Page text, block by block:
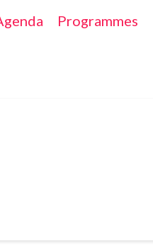
Programmes